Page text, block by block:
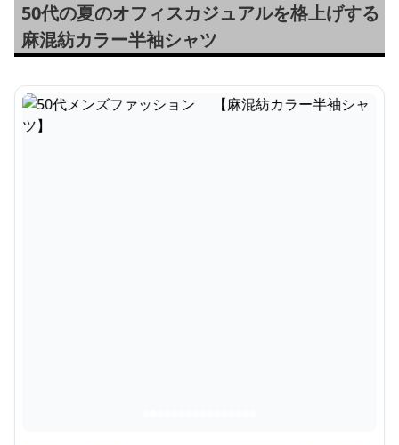
50代の夏のオフィスカジュアルを格上げする
麻混紡カラー半袖シャツ